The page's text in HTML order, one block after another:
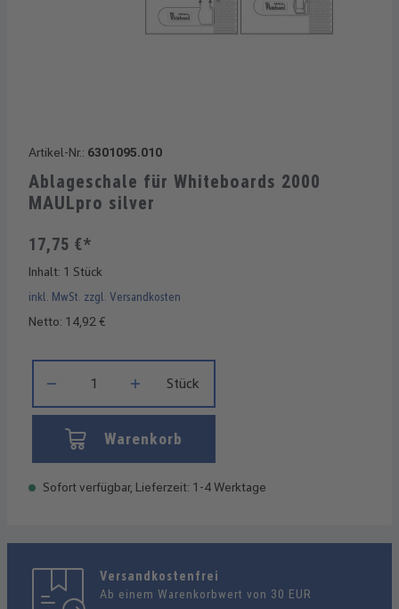
Artikel-Nr.: 6301095.010
Ablageschale für Whiteboards 2000
MAULpro silver
17,75 €*
Inhalt: 1 Stück
inkl. MwSt. zzgl. Versandkosten
Netto: 14,92 €
Stück
Warenkorb
Sofort verfügbar, Lieferzeit: 1-4 Werktage
Versandkostenfrei
Ab einem Warenkorbwert von 30 EUR